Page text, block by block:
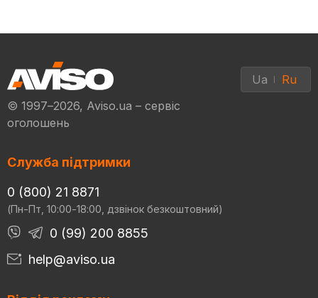
© 1997–2026, Aviso.ua – сервіс
оголошень
Ua Ru
Служба підтримки
0 (800) 21 8871
(Пн-Пт, 10:00-18:00, дзвінок безкоштовний)
0 (99) 200 8855
help@aviso.ua